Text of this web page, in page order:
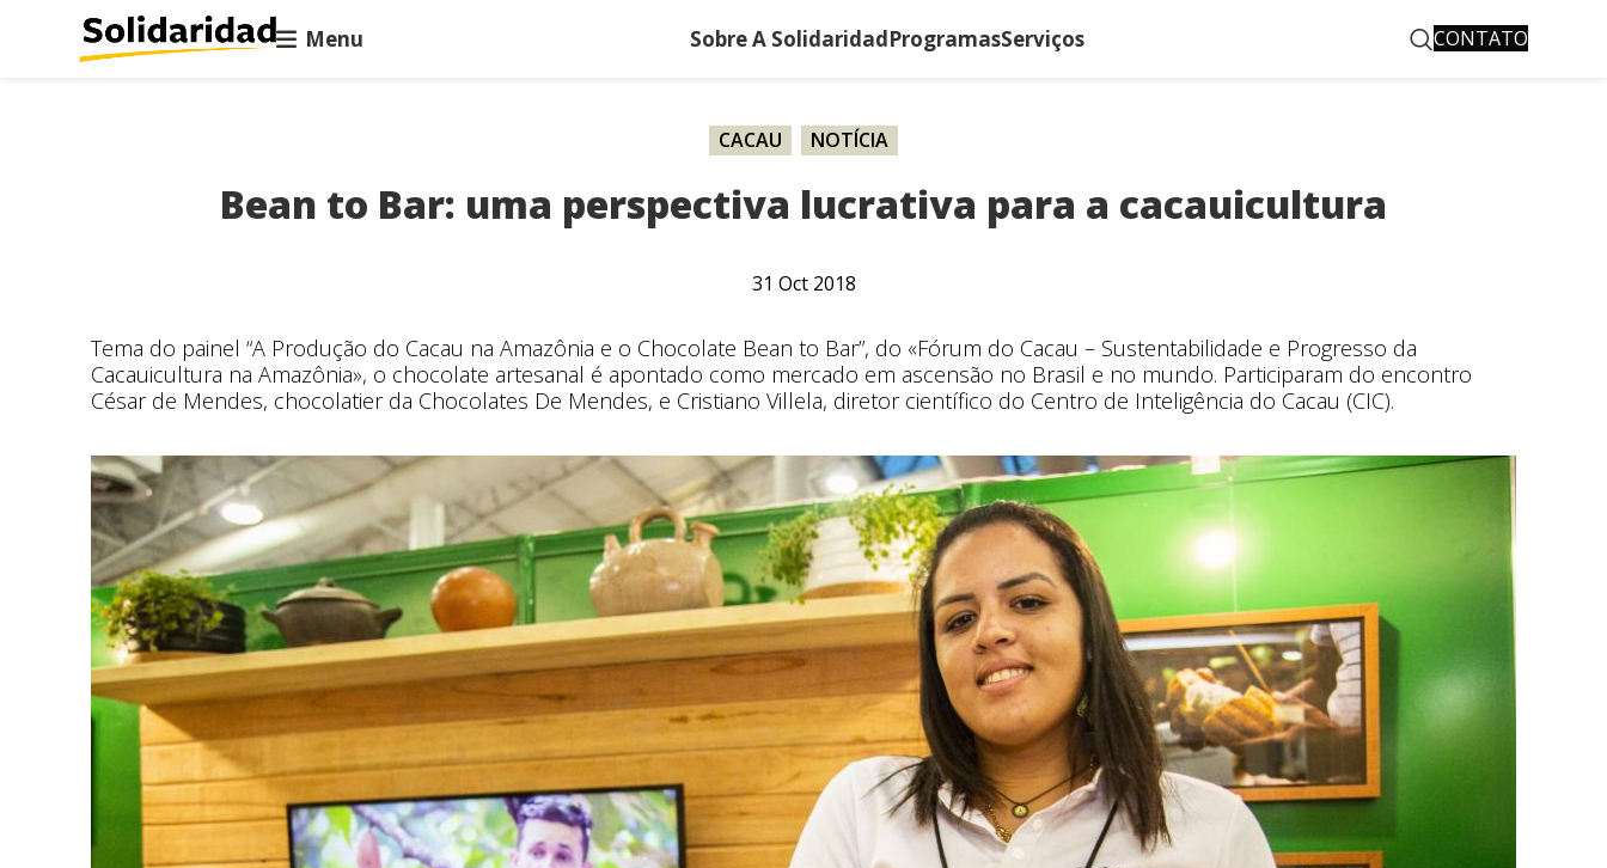
Menu Sobre A SolidaridadProgramasServiços CONTATO
CACAU NOTÍCIA
Bean to Bar: uma perspectiva lucrativa para a cacauicultura
31 Oct 2018
Tema do painel “A Produção do Cacau na Amazônia e o Chocolate Bean to Bar”, do «Fórum do Cacau – Sustentabilidade e Progresso da
Cacauicultura na Amazônia», o chocolate artesanal é apontado como mercado em ascensão no Brasil e no mundo. Participaram do encontro
César de Mendes, chocolatier da Chocolates De Mendes, e Cristiano Villela, diretor científico do Centro de Inteligência do Cacau (CIC).